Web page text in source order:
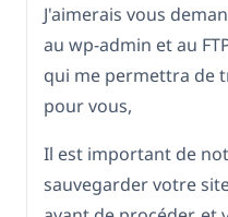
J'aimerais vous
au wp-admin et au
qui me permettra de
pour vous,
Il est important de
sauvegarder votre